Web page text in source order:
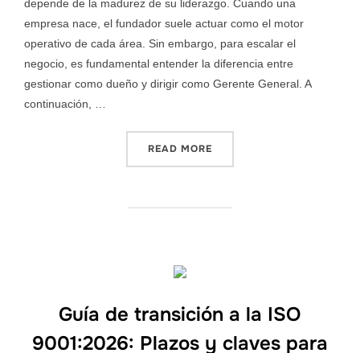
depende de la madurez de su liderazgo. Cuando una
empresa nace, el fundador suele actuar como el motor
operativo de cada área. Sin embargo, para escalar el
negocio, es fundamental entender la diferencia entre
gestionar como dueño y dirigir como Gerente General. A
continuación, …
READ MORE
Guía de transición a la ISO
9001:2026: Plazos y claves para